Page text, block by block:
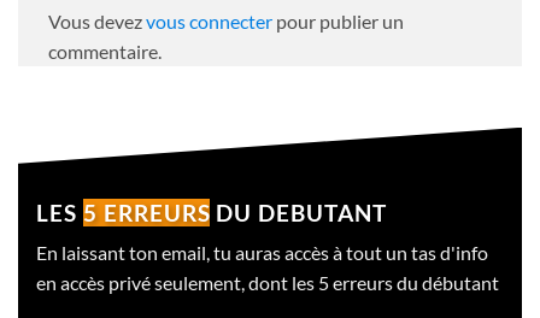
Vous devezvous connecter pour publier un
commentaire.
LES 5 ERREURS DU DEBUTANT
En laissant ton email, tu auras accès à tout un tas d'info
en accès privé seulement, dont les 5 erreurs du débutant